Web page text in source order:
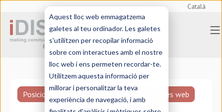
Aquest lloc web emmagatzema
galetes al teu ordinador. Les galetes
s'utilitzen per recopilar informació
sobre com interactues amb el nostre
lloc web i ens permeten recordar-te.
Utilitzem aquesta informació per
millorar i personalitzar la teva
experiència de navegació, i amb
Català
Posicionament SEO Traducció de pàgines web